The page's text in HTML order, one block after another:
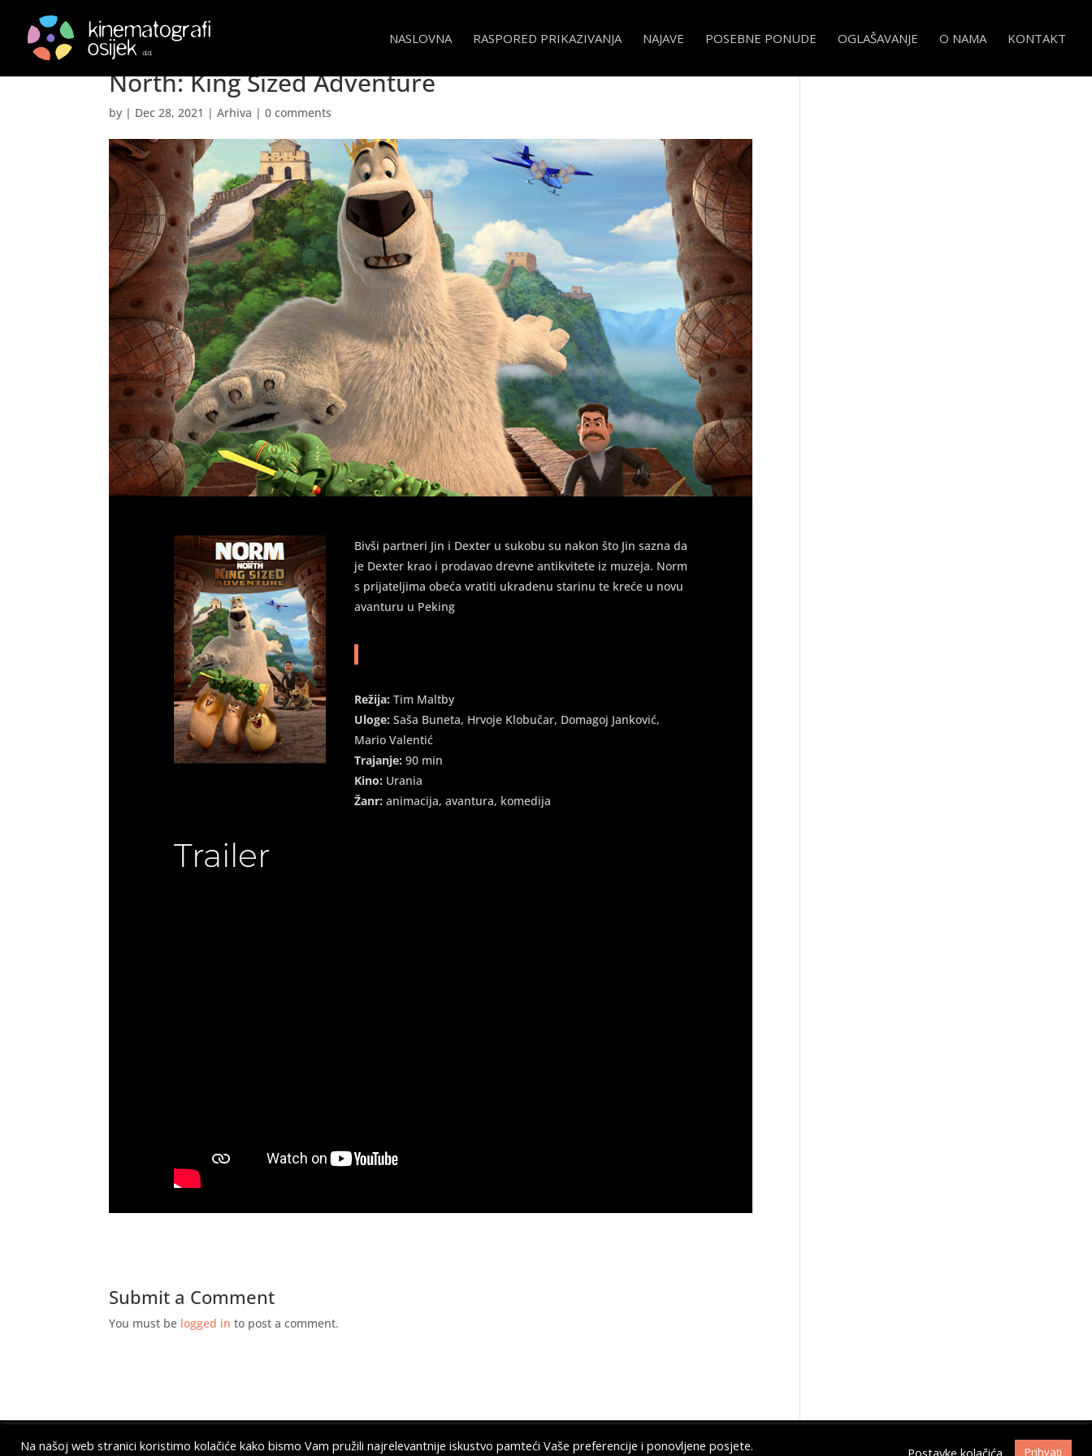
NASLOVNA RASPORED PRIKAZIVANJA NAJAVE POSEBNE PONUDE OGLAŠAVANJE O NAMA KONTAKT
Medo sa sjevera 3: Kraljevska avantura – Norm of the
North: King Sized Adventure
by | Dec 28, 2021 |Arhiva |0 comments
Bivši partneri Jin i Dexter u sukobu su nakon što Jin sazna da
je Dexter krao i prodavao drevne antikvitete iz muzeja. Norm
s prijateljima obeća vratiti ukradenu starinu te kreće u novu
avanturu u Peking
Režija: Tim Maltby
Uloge: Saša Buneta, Hrvoje Klobučar, Domagoj Janković,
Mario Valentić
Trajanje:90 min
Kino: Urania
Žanr: animacija, avantura, komedija
Trailer
Submit a Comment
You must be logged in to post a comment.
Na našoj web stranici koristimo kolačiće kako bismo Vam pružili najrelevantnije iskustvo pamteći Vaše preferencije i ponovljene posjete.
Postavke kolačića Prihvati